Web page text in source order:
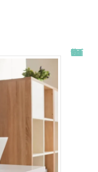
Tout savoir sur l’ENT UT2J